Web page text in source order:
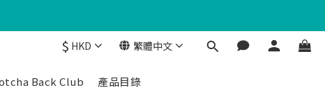
$ HKD 繁體中文
Back Club 產品目錄